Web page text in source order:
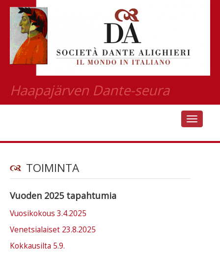
Haapajärven Dante-seura
TOIMINTA
Vuoden 2025 tapahtumia
Vuosikokous 3.4.2025
Venetsialaiset 23.8.2025
Kokkausilta 5.9.